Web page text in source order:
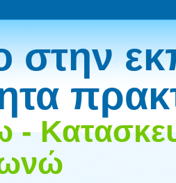
στην
-